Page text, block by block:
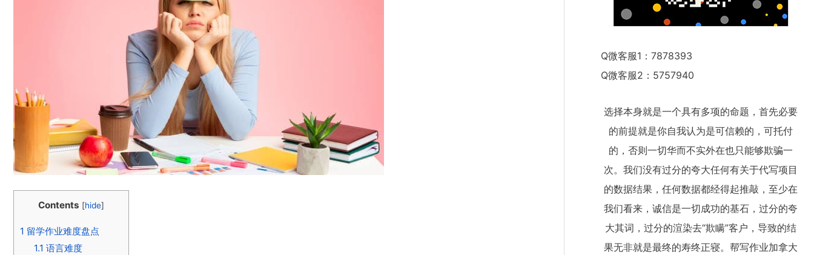
Contents [hide]
1 留学作业难度盘点
1.1 语言难度
Q微客服1：7878393
Q微客服2：5757940
选择本身就是一个具有多项的命题，首先必要
的前提就是你自我认为是可信赖的，可托付
的，否则一切华而不实外在也只能够欺骗一
次。我们没有过分的夸大任何有关于代写项目
的数据结果，任何数据都经得起推敲，至少在
我们看来，诚信是一切成功的基石，过分的夸
大其词，过分的渲染去“欺瞒”客户，导致的结
果无非就是最终的寿终正寝。帮写作业加拿大